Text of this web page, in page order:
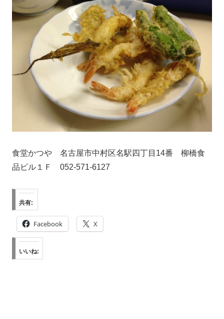
食堂かつや 名古屋市中村区名駅四丁目14番 柳橋食
品ビル１Ｆ 052-571-6127
共有:
Facebook X
いいね: